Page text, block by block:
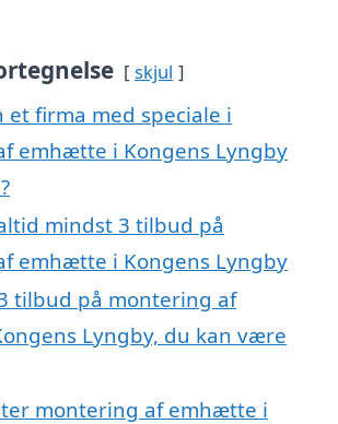
skjul
et firma med speciale i
emhætte i Kongens Lyngby
mindst 3 tilbud på
emhætte i Kongens Lyngby
tilbud på montering af
Lyngby, du kan være
montering af emhætte i